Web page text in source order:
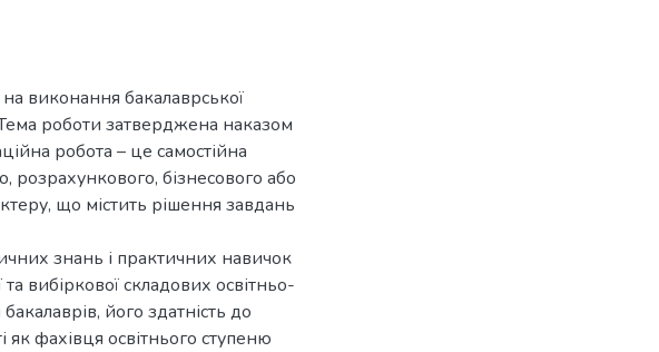
виконання бакалаврської
роботи затверджена наказом
робота – це самостійна
розрахункового, бізнесового або
що містить рішення завдань
знань і практичних навичок
вибіркової складових освітньо-
його здатність до
як фахівця освітнього ступеню